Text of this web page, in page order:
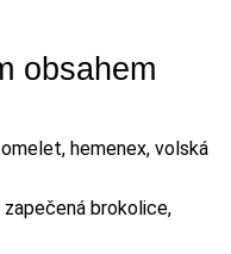
obsahem
hemenex, volská
brokolice,